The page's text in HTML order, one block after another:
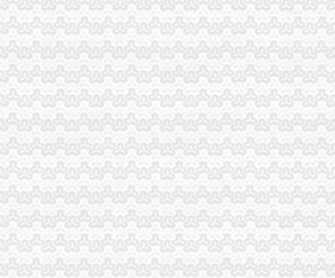
南殡用品批发-中国制造交易网
见书
？
前到岗服务热-专题频道-华龙网
么登报价格|重庆证件遗失挂失清算注销怎
司关于子公司完成吸收合并及工商登记注
庆卫虹品招标公司资格——善战者,不在
公司关于注销控股子公司公告-股指期货频